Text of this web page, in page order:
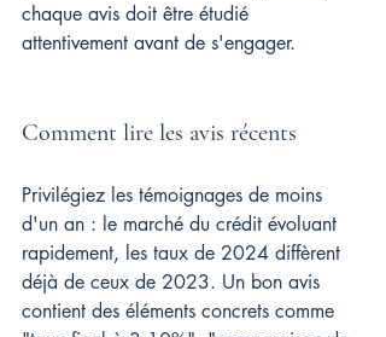
chaque avis doit être étudié
attentivement avant de s'engager.
Comment lire les avis récents
Privilégiez les témoignages de moins
d'un an : le marché du crédit évoluant
rapidement, les taux de 2024 diffèrent
déjà de ceux de 2023. Un bon avis
contient des éléments concrets comme